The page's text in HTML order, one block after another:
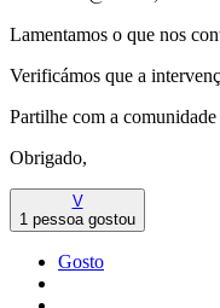
Lamentamos o que nos
Verificámos que a
Partilhe com a
Obrigado,
V
1 pessoa gostou
Gosto